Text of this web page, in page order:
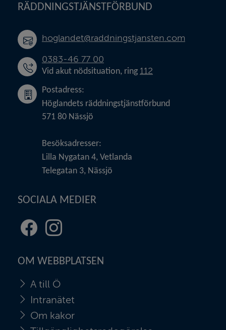
RÄDDNINGSTJÄNSTFÖRBUND
hoglandet@raddningstjansten.com
0383-46 77 00
Vid akut nödsituation, ring 112
Postadress:
Höglandets räddningstjänstförbund
571 80 Nässjö
Besöksadresser:
Lilla Nygatan 4, Vetlanda
Telegatan 3, Nässjö
SOCIALA MEDIER
Facebook
till
annan
öppnas
fönster)
Instagram
till
annan
öppnas
i
fönster)
OM WEBBPLATSEN
A till Ö
Intranätet
Om kakor